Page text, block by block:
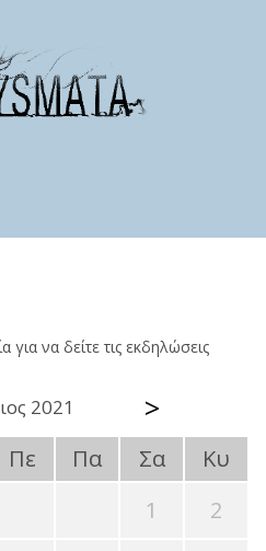
για να δείτε τις εκδηλώσεις
2021 >
Πε Πα Σα
Κυ
1
2